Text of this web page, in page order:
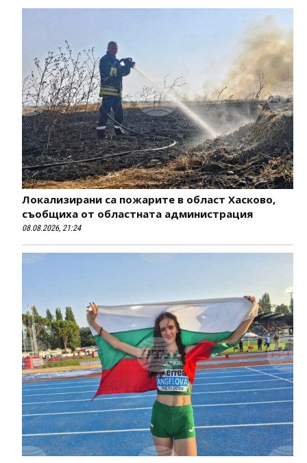
Локализирани са пожарите в област Хасково,
съобщиха от областната администрация
08.08.2026, 21:24